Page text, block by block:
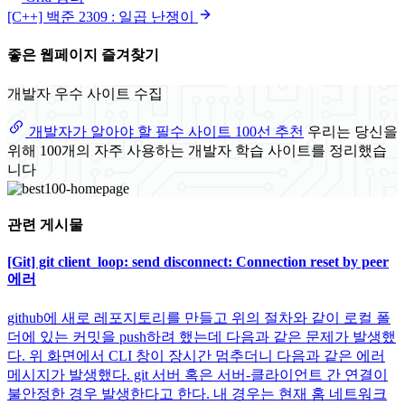
[C++] 백준 2309 : 일곱 난쟁이
좋은 웹페이지 즐겨찾기
개발자 우수 사이트 수집
개발자가 알아야 할 필수 사이트 100선 추천 우리는 당신을
위해 100개의 자주 사용하는 개발자 학습 사이트를 정리했습
니다
관련 게시물
[Git] git client_loop: send disconnect: Connection reset by peer
에러
github에 새로 레포지토리를 만들고 위의 절차와 같이 로컬 폴
더에 있는 커밋을 push하려 했는데 다음과 같은 문제가 발생했
다. 위 화면에서 CLI 창이 장시간 멈추더니 다음과 같은 에러
메시지가 발생했다. git 서버 혹은 서버-클라이언트 간 연결이
불안정한 경우 발생한다고 한다. 내 경우는 현재 홈 네트워크